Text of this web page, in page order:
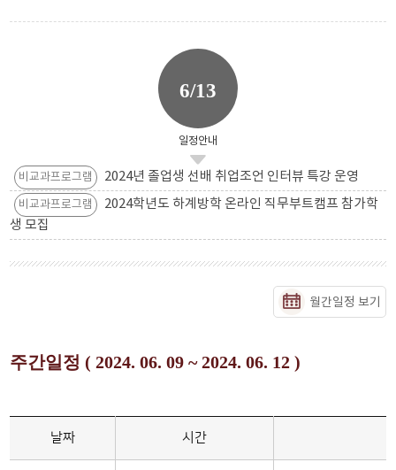
6/13
일정안내
비교과프로그램 2024년 졸업생 선배 취업조언 인터뷰 특강 운영
비교과프로그램
2024학년도 하계방학 온라인 직무부트캠프 참가학
생 모집
월간일정 보기
주간일정 ( 2024. 06. 09 ~ 2024. 06. 12 )
날짜 시간